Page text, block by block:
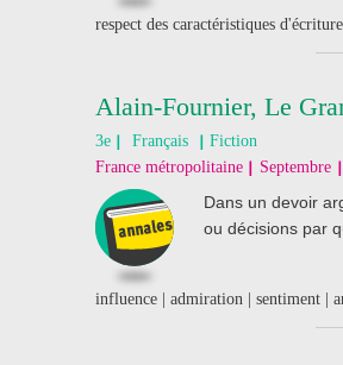
respect des caractéristiques
Alain-Fournier, Le
3e Français
Fiction
France métropolitaine Septembre
Dans un devoir
ou décisions par
influence | admiration | sentiment |